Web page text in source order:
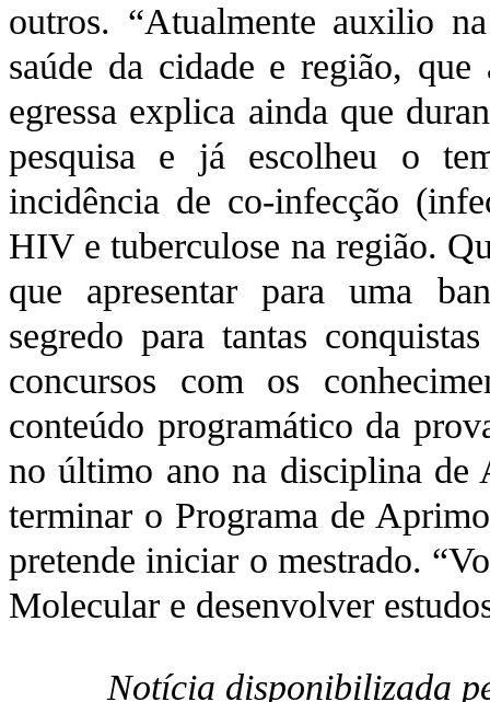
outros. “Atualmente auxilio
saúde da cidade e região,
egressa explica ainda que
pesquisa e já escolheu o
incidência de co-infecção
HIV e tuberculose na região.
que apresentar para uma
segredo para tantas
concursos com os
conteúdo programático da
no último ano na disciplina de
terminar o Programa de
pretende iniciar o mestrado.
Molecular e desenvolver
Notícia disponibilizada